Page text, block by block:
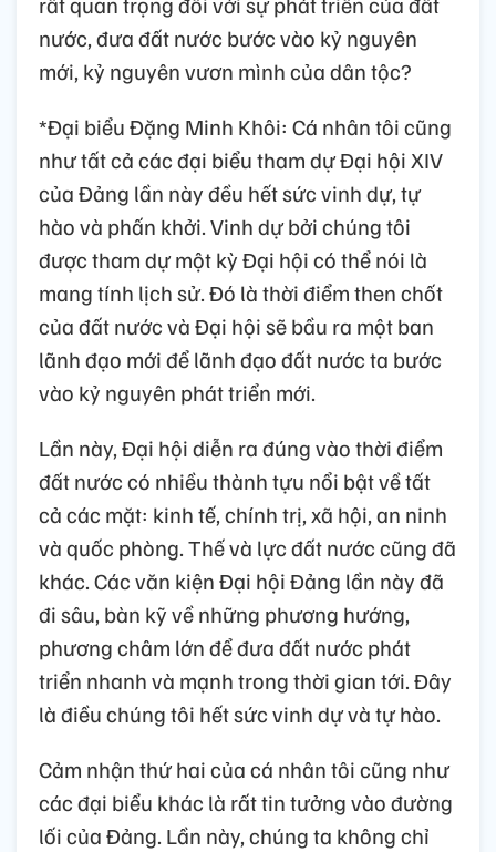
nước, đưa đất nước bước vào kỷ nguyên
mới, kỷ nguyên vươn mình của dân tộc?
*Đại biểu Đặng Minh Khôi: Cá nhân tôi cũng
như tất cả các đại biểu tham dự Đại hội XIV
của Đảng lần này đều hết sức vinh dự, tự
hào và phấn khởi. Vinh dự bởi chúng tôi
được tham dự một kỳ Đại hội có thể nói là
mang tính lịch sử. Đó là thời điểm then chốt
của đất nước và Đại hội sẽ bầu ra một ban
lãnh đạo mới để lãnh đạo đất nước ta bước
vào kỷ nguyên phát triển mới.
Lần này, Đại hội diễn ra đúng vào thời điểm
đất nước có nhiều thành tựu nổi bật về tất
cả các mặt: kinh tế, chính trị, xã hội, an ninh
và quốc phòng. Thế và lực đất nước cũng đã
khác. Các văn kiện Đại hội Đảng lần này đã
đi sâu, bàn kỹ về những phương hướng,
phương châm lớn để đưa đất nước phát
triển nhanh và mạnh trong thời gian tới. Đây
là điều chúng tôi hết sức vinh dự và tự hào.
Cảm nhận thứ hai của cá nhân tôi cũng như
các đại biểu khác là rất tin tưởng vào đường
lối của Đảng. Lần này, chúng ta không chỉ